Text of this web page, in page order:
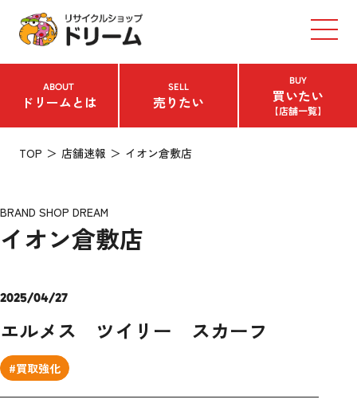
ABOUT
ドリームとは
SELL
売りたい
BUY
買いたい
【店舗一覧】
TOP 店舗速報 イオン倉敷店
BRAND SHOP DREAM
イオン倉敷店
2025/04/27
エルメス ツイリー スカーフ
#買取強化